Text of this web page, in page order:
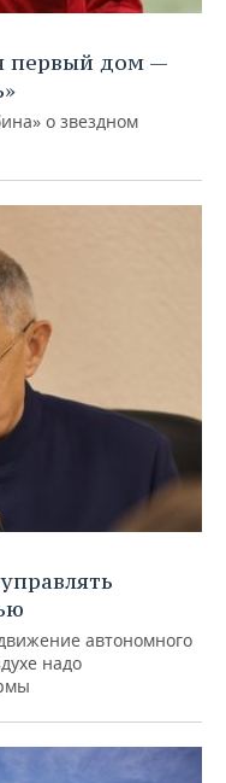
первый дом —
о звездном
автономного
надо